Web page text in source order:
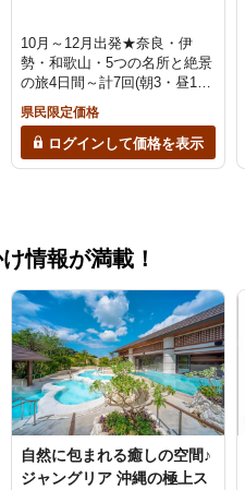
10月～12月出発★奈良・伊
勢・和歌山・5つの名所と絶景
の旅4日間～計7回(朝3・昼1・
夕3)の食事つき！～
県民限定価格
ログインして価格を表示
情報が満載！
自然に包まれる癒しの空間♪
ジャングリア 沖縄の極上ス